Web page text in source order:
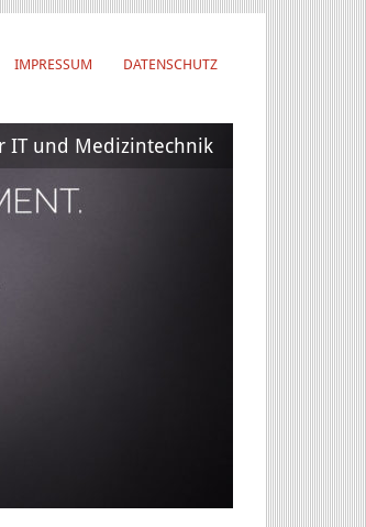
IMPRESSUM DATENSCHUTZ
IT und Medizintechnik